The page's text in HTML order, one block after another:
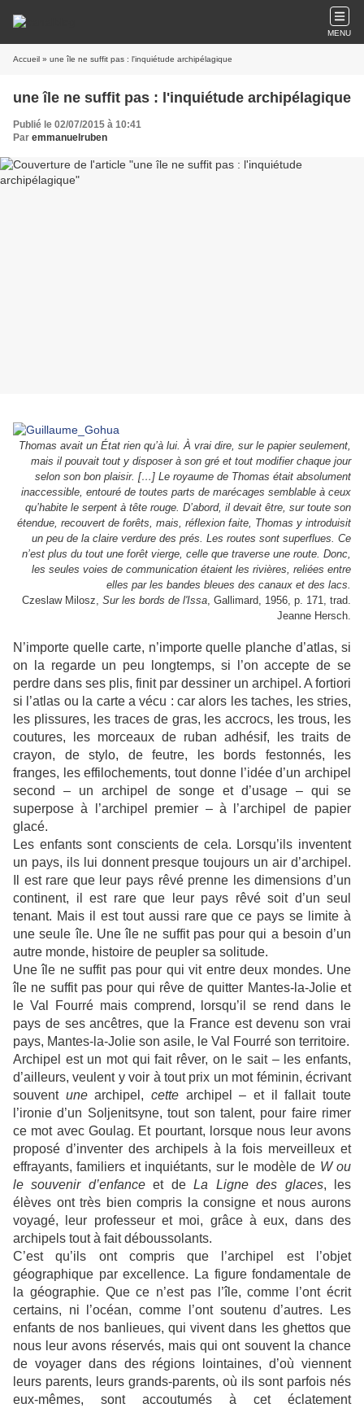
MENU
Accueil » une île ne suffit pas : l'inquiétude archipélagique
une île ne suffit pas : l'inquiétude archipélagique
Publié le 02/07/2015 à 10:41
Par emmanuelruben
Thomas avait un État rien qu’à lui. À vrai dire, sur le papier seulement,
mais il pouvait tout y disposer à son gré et tout modifier chaque jour
selon son bon plaisir. […] Le royaume de Thomas était absolument
inaccessible, entouré de toutes parts de marécages semblable à ceux
qu’habite le serpent à tête rouge. D’abord, il devait être, sur toute son
étendue, recouvert de forêts, mais, réflexion faite, Thomas y introduisit
un peu de la claire verdure des prés. Les routes sont superflues. Ce
n’est plus du tout une forêt vierge, celle que traverse une route. Donc,
les seules voies de communication étaient les rivières, reliées entre
elles par les bandes bleues des canaux et des lacs.
Czeslaw Milosz, Sur les bords de l'Issa, Gallimard, 1956, p. 171, trad.
Jeanne Hersch.
N’importe quelle carte, n’importe quelle planche d’atlas, si
on la regarde un peu longtemps, si l’on accepte de se
perdre dans ses plis, finit par dessiner un archipel. A fortiori
si l’atlas ou la carte a vécu : car alors les taches, les stries,
les plissures, les traces de gras, les accrocs, les trous, les
coutures, les morceaux de ruban adhésif, les traits de
crayon, de stylo, de feutre, les bords festonnés, les
franges, les effilochements, tout donne l’idée d’un archipel
second – un archipel de songe et d’usage – qui se
superpose à l’archipel premier – à l’archipel de papier
glacé.
Les enfants sont conscients de cela. Lorsqu’ils inventent
un pays, ils lui donnent presque toujours un air d’archipel.
Il est rare que leur pays rêvé prenne les dimensions d’un
continent, il est rare que leur pays rêvé soit d’un seul
tenant. Mais il est tout aussi rare que ce pays se limite à
une seule île. Une île ne suffit pas pour qui a besoin d’un
autre monde, histoire de peupler sa solitude.
Une île ne suffit pas pour qui vit entre deux mondes. Une
île ne suffit pas pour qui rêve de quitter Mantes-la-Jolie et
le Val Fourré mais comprend, lorsqu’il se rend dans le
pays de ses ancêtres, que la France est devenu son vrai
pays, Mantes-la-Jolie son asile, le Val Fourré son territoire.
Archipel est un mot qui fait rêver, on le sait – les enfants,
d’ailleurs, veulent y voir à tout prix un mot féminin, écrivant
souvent unearchipel,cette archipel – et il fallait toute
l’ironie d’un Soljenitsyne, tout son talent, pour faire rimer
ce mot avec Goulag. Et pourtant, lorsque nous leur avons
proposé d’inventer des archipels à la fois merveilleux et
effrayants, familiers et inquiétants, sur le modèle de W ou
le souvenir d’enfanceet deLa Ligne des glaces, les
élèves ont très bien compris la consigne et nous aurons
voyagé, leur professeur et moi, grâce à eux, dans des
archipels tout à fait déboussolants.
C’est qu’ils ont compris que l’archipel est l’objet
géographique par excellence. La figure fondamentale de
la géographie. Que ce n’est pas l’île, comme l’ont écrit
certains, ni l’océan, comme l’ont soutenu d’autres. Les
enfants de nos banlieues, qui vivent dans les ghettos que
nous leur avons réservés, mais qui ont souvent la chance
de voyager dans des régions lointaines, d’où viennent
leurs parents, leurs grands-parents, où ils sont parfois nés
eux-mêmes, sont accoutumés à cet éclatement